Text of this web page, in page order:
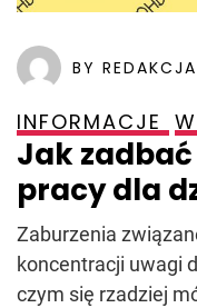
BY REDAKCJA
INFORMACJE
Jak
pracy dla
Zaburzenia
koncentracji uwagi
czym się rzadziej